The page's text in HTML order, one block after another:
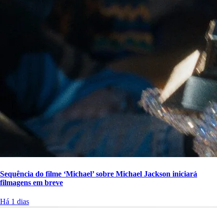
Sequência do filme ‘Michael’ sobre Michael Jackson iniciará
filmagens em breve
Há 1 dias